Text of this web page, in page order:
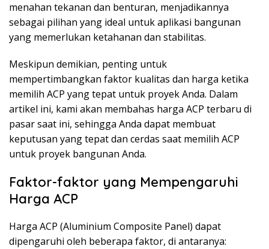
menahan tekanan dan benturan, menjadikannya
sebagai pilihan yang ideal untuk aplikasi bangunan
yang memerlukan ketahanan dan stabilitas.
Meskipun demikian, penting untuk
mempertimbangkan faktor kualitas dan harga ketika
memilih ACP yang tepat untuk proyek Anda. Dalam
artikel ini, kami akan membahas harga ACP terbaru di
pasar saat ini, sehingga Anda dapat membuat
keputusan yang tepat dan cerdas saat memilih ACP
untuk proyek bangunan Anda.
Faktor-faktor yang Mempengaruhi
Harga ACP
Harga ACP (Aluminium Composite Panel) dapat
dipengaruhi oleh beberapa faktor, di antaranya: